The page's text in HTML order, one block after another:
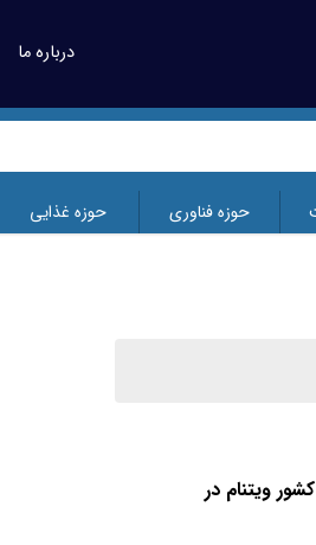
درباره ما
حوزه فناوری حوزه غذایی
ویتنام در